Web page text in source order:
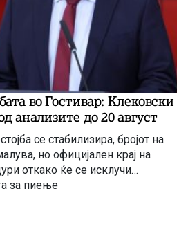
во Гостивар: Клековски
анализите до 20 август
се стабилизира, бројот на
но официјален крај на
откако ќе се исклучи
за пиење